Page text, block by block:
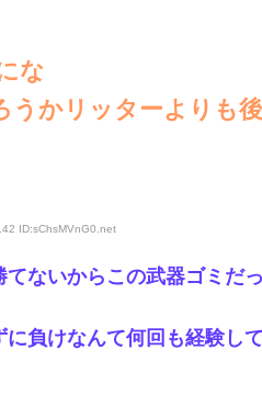
な
うかリッターよりも
ID:sChsMVnG0.net
ないからこの武器ゴミだ
負けなんて何回も経験し